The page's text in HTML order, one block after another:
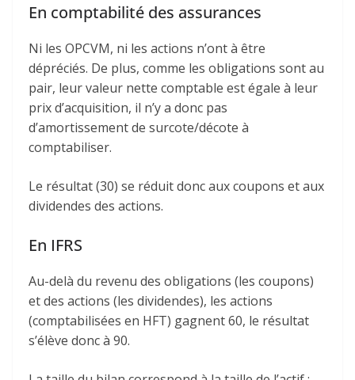
En comptabilité des assurances
Ni les OPCVM, ni les actions n’ont à être
dépréciés. De plus, comme les obligations sont au
pair, leur valeur nette comptable est égale à leur
prix d’acquisition, il n’y a donc pas
d’amortissement de surcote/décote à
comptabiliser.
Le résultat (30) se réduit donc aux coupons et aux
dividendes des actions.
En IFRS
Au-delà du revenu des obligations (les coupons)
et des actions (les dividendes), les actions
(comptabilisées en HFT) gagnent 60, le résultat
s’élève donc à 90.